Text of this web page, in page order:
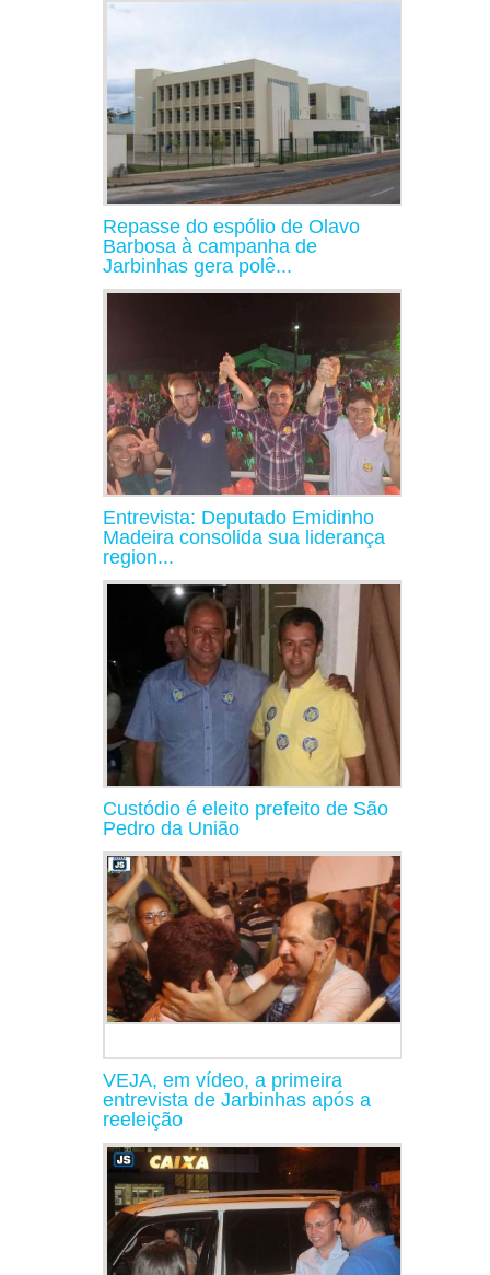
Repasse do espólio de Olavo
Barbosa à campanha de
Jarbinhas gera polê...
Entrevista: Deputado Emidinho
Madeira consolida sua liderança
region...
Custódio é eleito prefeito de São
Pedro da União
VEJA, em vídeo, a primeira
entrevista de Jarbinhas após a
reeleição